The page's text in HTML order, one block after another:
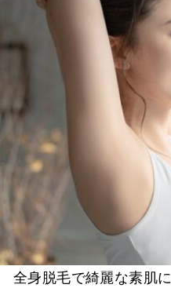
全身脱毛で綺麗な素肌に